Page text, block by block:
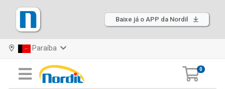
Baixe já o APP da Nordil
Paraíba
0